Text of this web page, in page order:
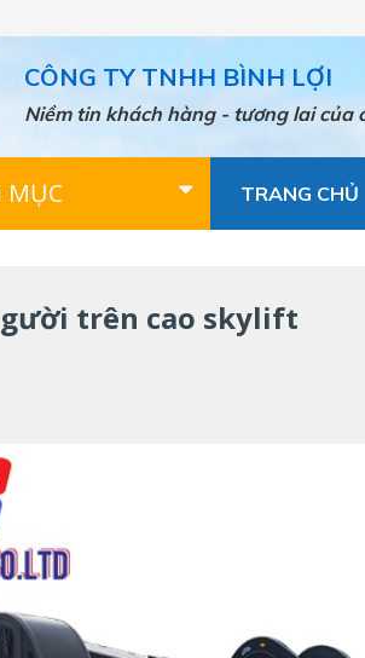
CÔNG TY TNHH BÌNH LỢI
Niềm tin khách hàng - tương lai của
MỤC TRANG CHỦ
trên cao skylift